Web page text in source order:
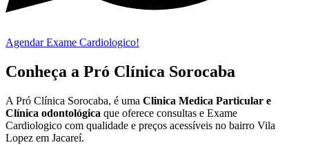
Agendar Exame Cardiologico!
Conheça a Pró Clínica Sorocaba
A Pró Clínica Sorocaba, é uma Clinica Medica Particular e
Clínica odontológica que oferece consultas e Exame
Cardiologico com qualidade e preços acessíveis no bairro Vila
Lopez em Jacareí.